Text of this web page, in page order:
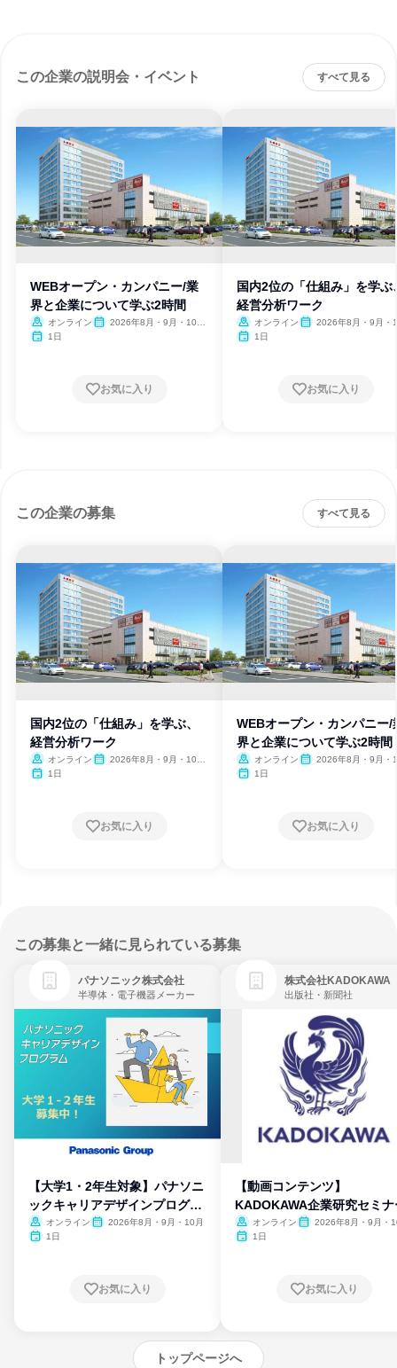
この企業の説明会・イベント すべて見る
WEBオープン・カンパニー/業
界と企業について学ぶ2時間
オンライン
2026年8月・9月・10
1日
お気に入り
国内2位の「仕組み」を学ぶ
経営分析ワーク
オンライン
2026年8月・9月・
1日
お気に入り
この企業の募集 すべて見る
国内2位の「仕組み」を学ぶ、
経営分析ワーク
オンライン
2026年8月・9月・10
1日
お気に入り
WEBオープン・カンパニー/
界と企業について学ぶ2時間
オンライン
2026年8月・9月・
1日
お気に入り
この募集と一緒に見られている募集
パナソニック株式会社
半導体・電子機器メーカー
【大学1・2年生対象】パナソニ
ックキャリアデザインプログラ
ム
オンライン
2026年8月・9月・10月
1日
お気に入り
株式会社KADOKAWA
出版社・新聞社
【動画コンテンツ】
KADOKAWA企業研究セミナ
オンライン
2026年8月・9月・
1日
お気に入り
トップページへ